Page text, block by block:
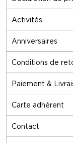
Activités
Anniversaires
Conditions de
Paiement &
Carte adhérent
Contact